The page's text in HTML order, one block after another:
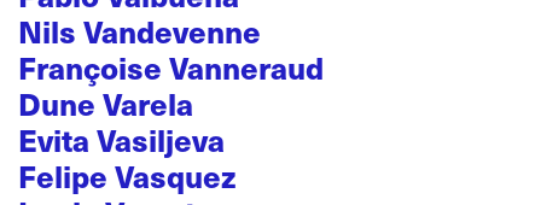
Nils Vandevenne
Françoise Vanneraud
Dune Varela
Evita Vasiljeva
Felipe Vasquez